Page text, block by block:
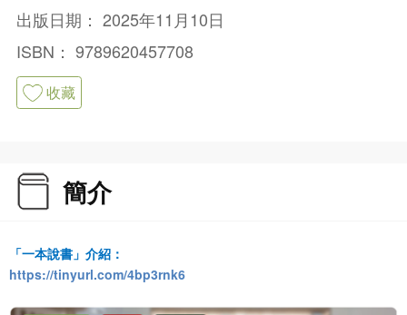
出版日期： 2025年11月10日
ISBN： 9789620457708
收藏
簡介
「一本說書」介紹：
https://tinyurl.com/4bp3rnk6